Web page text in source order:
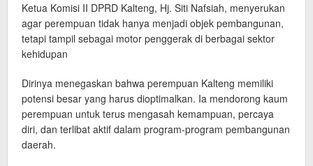
Ketua Komisi II DPRD Kalteng, Hj. Siti Nafsiah, menyerukan
agar perempuan tidak hanya menjadi objek pembangunan,
tetapi tampil sebagai motor penggerak di berbagai sektor
kehidupan
Dirinya menegaskan bahwa perempuan Kalteng memiliki
potensi besar yang harus dioptimalkan. Ia mendorong kaum
perempuan untuk terus mengasah kemampuan, percaya
diri, dan terlibat aktif dalam program-program pembangunan
daerah.